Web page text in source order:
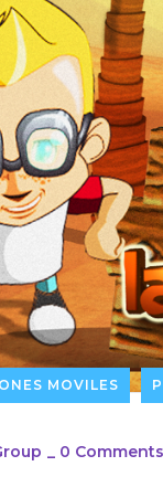
MOVILES
_ 0 Comments